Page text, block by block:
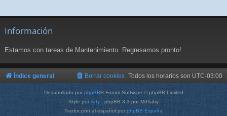
Información
Estamos con tareas de Mantenimiento. Regresamos pronto!
Índice general Todos los horarios son UTC-03:00
Borrar cookies
Desarrollado por phpBB® Forum Software © phpBB Limited
Style por Arty - phpBB 3.3 por MrGaby
Traducción al español por phpBB España